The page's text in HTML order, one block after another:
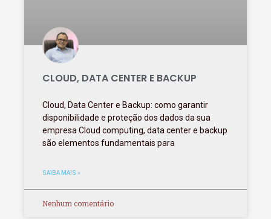
CLOUD, DATA CENTER E BACKUP
Cloud, Data Center e Backup: como garantir
disponibilidade e proteção dos dados da sua
empresa Cloud computing, data center e backup
são elementos fundamentais para
SAIBA MAIS »
Nenhum comentário